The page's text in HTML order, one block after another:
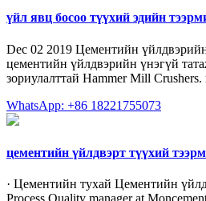
үйл явц босоо түүхий эдийн
Dec 02 2019 Цементийн
цементийн үйлдвэрийн үнэгүй
зориулалттай Hammer Mill
WhatsApp: +86 18221755073
цементийн үйлдвэрт түүхий
· Цементийн тухай Цементийн